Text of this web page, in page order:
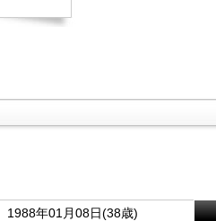
1988年01月08日(38歳)